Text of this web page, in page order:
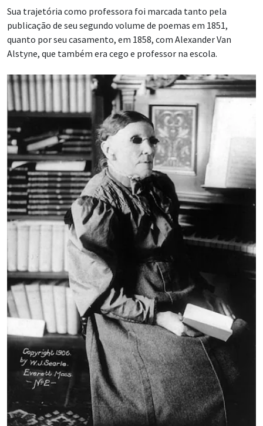
Sua trajetória como professora foi marcada tanto pela
publicação de seu segundo volume de poemas em 1851,
quanto por seu casamento, em 1858, com Alexander Van
Alstyne, que também era cego e professor na escola.